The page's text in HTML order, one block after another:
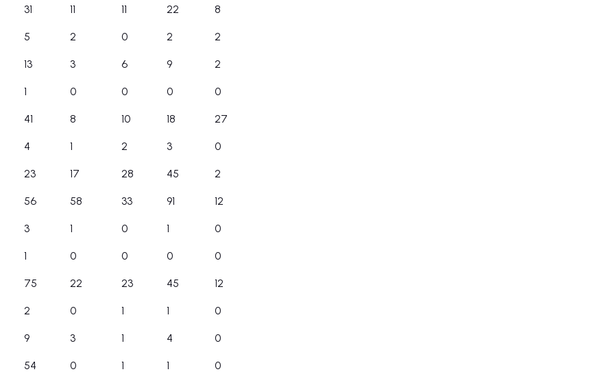
31 11 11 22 8
5 2 0 2 2
13 3 6 9 2
1 0 0 0 0
41 8 10 18 27
4 1 2 3 0
23 17 28 45 2
56 58 33 91 12
3 1 0 1 0
1 0 0 0 0
75 22 23 45 12
2 0 1 1 0
9 3 1 4 0
54 0 1 1 0